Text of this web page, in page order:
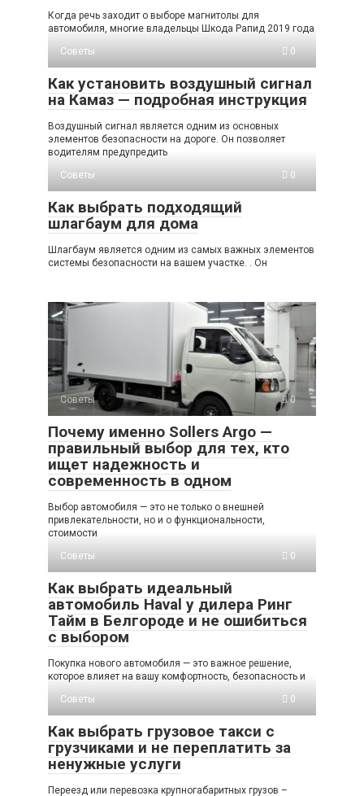
Когда речь заходит о выборе магнитолы для
автомобиля, многие владельцы Шкода Рапид 2019 года
Советы
0
Как установить воздушный сигнал
на Камаз — подробная инструкция
Воздушный сигнал является одним из основных
элементов безопасности на дороге. Он позволяет
водителям предупредить
Советы
0
Как выбрать подходящий
шлагбаум для дома
Шлагбаум является одним из самых важных элементов
системы безопасности на вашем участке. . Он
Советы 0
Почему именно Sollers Argo —
правильный выбор для тех, кто
ищет надежность и
современность в одном
Выбор автомобиля — это не только о внешней
привлекательности, но и о функциональности,
стоимости
Советы
0
Как выбрать идеальный
автомобиль Haval у дилера Ринг
Тайм в Белгороде и не ошибиться
с выбором
Покупка нового автомобиля — это важное решение,
которое влияет на вашу комфортность, безопасность и
Советы
0
Как выбрать грузовое такси с
грузчиками и не переплатить за
ненужные услуги
Переезд или перевозка крупногабаритных грузов –